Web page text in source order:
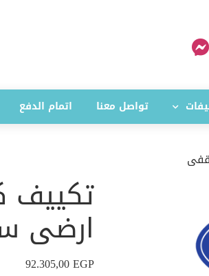
تواصل معنا اتمام الدفع
ارضى
92.305,00EGP